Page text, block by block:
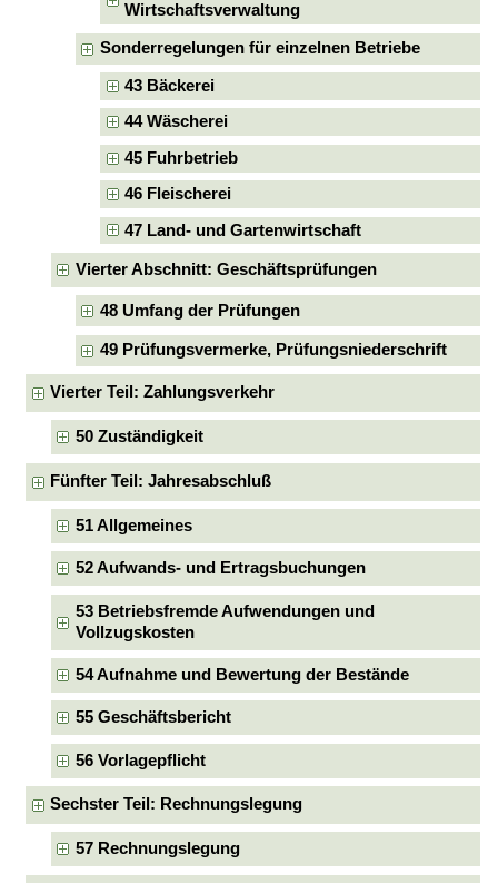
Wirtschaftsverwaltung
Sonderregelungen für einzelnen Betriebe
43 Bäckerei
44 Wäscherei
45 Fuhrbetrieb
46 Fleischerei
47 Land- und Gartenwirtschaft
Vierter Abschnitt: Geschäftsprüfungen
48 Umfang der Prüfungen
49 Prüfungsvermerke, Prüfungsniederschrift
Vierter Teil: Zahlungsverkehr
50 Zuständigkeit
Fünfter Teil: Jahresabschluß
51 Allgemeines
52 Aufwands- und Ertragsbuchungen
53 Betriebsfremde Aufwendungen und
Vollzugskosten
54 Aufnahme und Bewertung der Bestände
55 Geschäftsbericht
56 Vorlagepflicht
Sechster Teil: Rechnungslegung
57 Rechnungslegung